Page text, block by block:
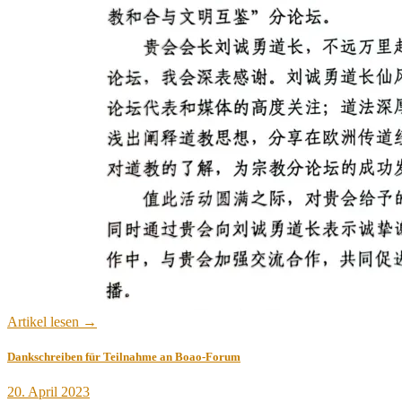
Artikel lesen →
Dankschreiben für Teilnahme an Boao-Forum
Veröffentlicht
20. April 2023